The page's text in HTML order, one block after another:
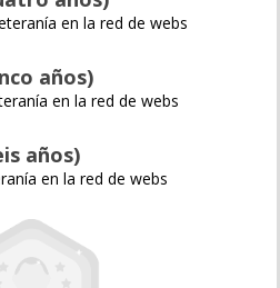
en la red de webs
años)
en la red de webs
años)
en la red de webs